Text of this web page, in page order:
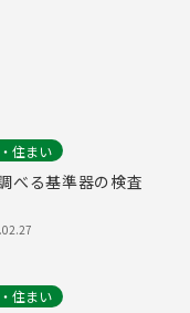
住まい
べる基準器の検査
住まい